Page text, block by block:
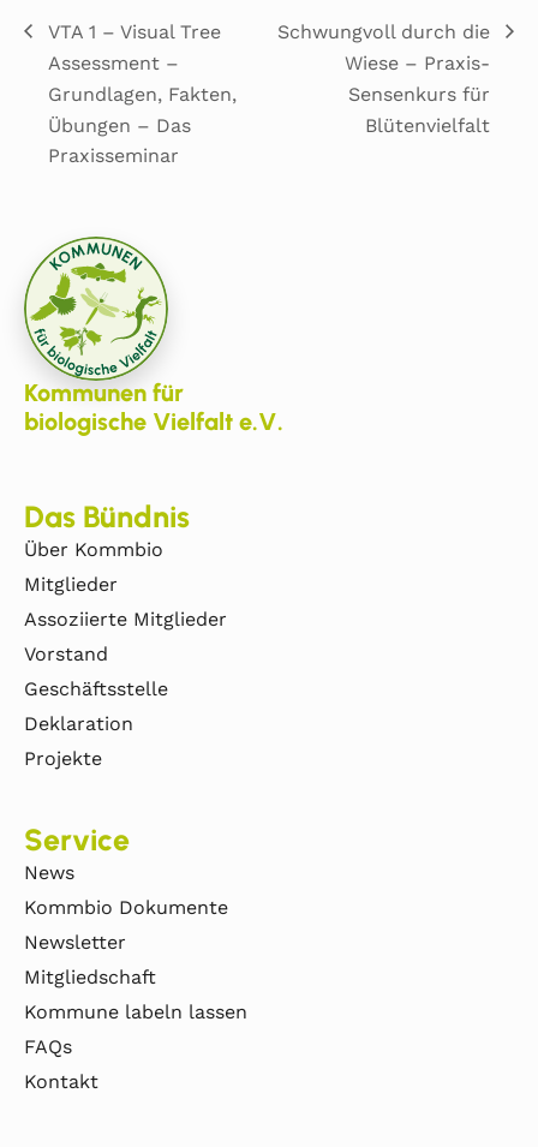
VTA 1 – Visual Tree
Assessment –
Grundlagen, Fakten,
Übungen – Das
Praxisseminar
Schwungvoll durch die
Wiese – Praxis-
Sensenkurs für
Blütenvielfalt
Kommunen für
biologische Vielfalt e.V.
Das Bündnis
Über Kommbio
Mitglieder
Assoziierte Mitglieder
Vorstand
Geschäftsstelle
Deklaration
Projekte
Service
News
Kommbio Dokumente
Newsletter
Mitgliedschaft
Kommune labeln lassen
FAQs
Kontakt